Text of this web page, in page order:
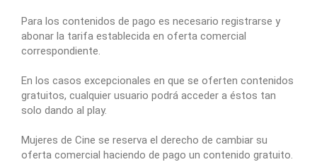
Para los contenidos de pago es necesario registrarse y
abonar la tarifa establecida en oferta comercial
correspondiente.
En los casos excepcionales en que se oferten contenidos
gratuitos, cualquier usuario podrá acceder a éstos tan
solo dando al play.
Mujeres de Cine se reserva el derecho de cambiar su
oferta comercial haciendo de pago un contenido gratuito.